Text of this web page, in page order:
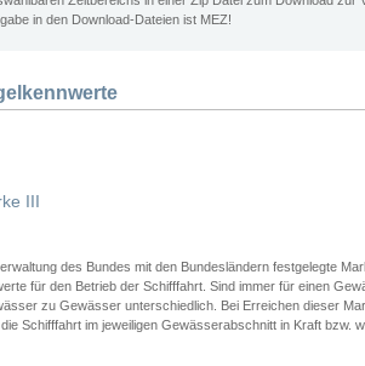
in den Download-Dateien ist MEZ!
III
des Bundes mit den Bundesländern festgelegte
für den Betrieb der Schifffahrt. Sind immer für einen
zu Gewässer unterschiedlich. Bei Erreichen dieser
Schifffahrt im jeweiligen Gewässerabschnitt in Kraft bzw.